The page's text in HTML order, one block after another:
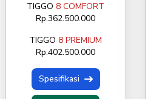
TIGGO 8 COMFORT
Rp.362.500.000
TIGGO 8 PREMIUM
Rp.402.500.000
Spesifikasi